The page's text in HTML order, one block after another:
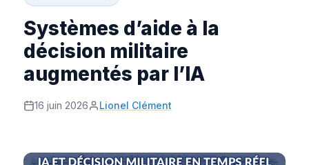
Systèmes d’aide à la
décision militaire
augmentés par l’IA
16 juin 2026 Lionel Clément